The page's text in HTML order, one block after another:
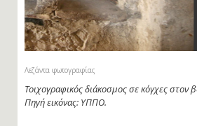
Λεζάντα φωτογραφίας
Άποψη της ανασκαφής στη βόρεια πλευρά
εικόνας: ΥΠΠΟ.